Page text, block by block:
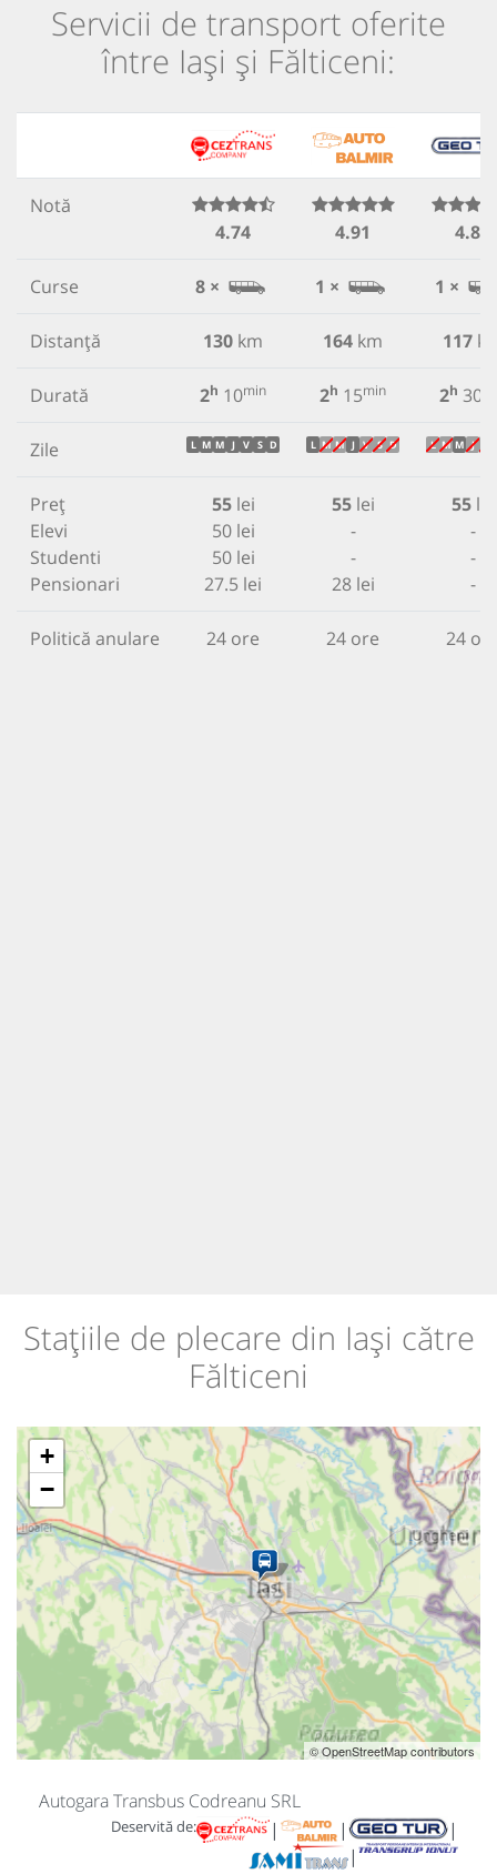
Servicii de transport oferite
între Iași și Fălticeni:
Notă
4.74
4.91 4.87
Curse 8 × 1 × 1 ×
Distanță 130 km 164 km 117
Durată 2h 10min 2h 15min 2h 30
Zile L M M J V S D L M M J V S D L M M J
Preț
Elevi
Studenti
Pensionari
55lei
50 lei
50 lei
27.5 lei
55lei
-
-
28 lei
55lei
-
-
-
Politică anulare 24 ore 24 ore 24
Stațiile de plecare din Iași către
Fălticeni
+
−
© OpenStreetMap contributors
Autogara Transbus Codreanu SRL
Deservită de: | |
|
|